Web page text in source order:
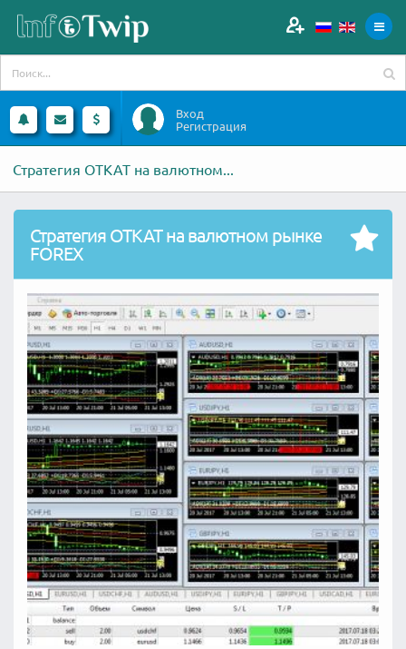
Вход
Регистрация
Стратегия ОТКАТ на валютном...
Стратегия ОТКАТ на валютном рынке
FOREX